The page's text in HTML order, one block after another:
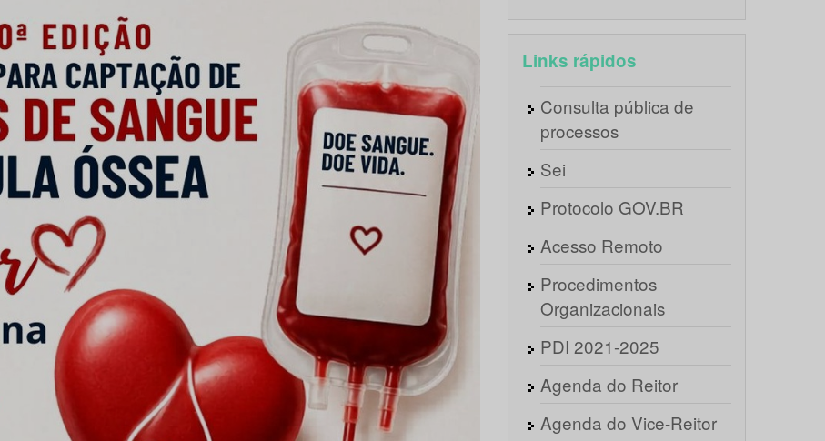
Links rápidos
Consulta pública de
processos
Sei
Protocolo GOV.BR
Acesso Remoto
Procedimentos
Organizacionais
PDI 2021-2025
Agenda do Reitor
Agenda do Vice-Reitor